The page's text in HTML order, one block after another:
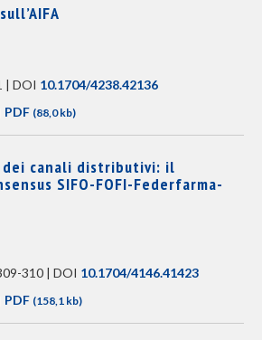
| DOI 10.1704/4238.42136
PDF (88,0 kb)
dei canali distributivi: il
SIFO-FOFI-Federfarma-
310 | DOI 10.1704/4146.41423
PDF (158,1 kb)